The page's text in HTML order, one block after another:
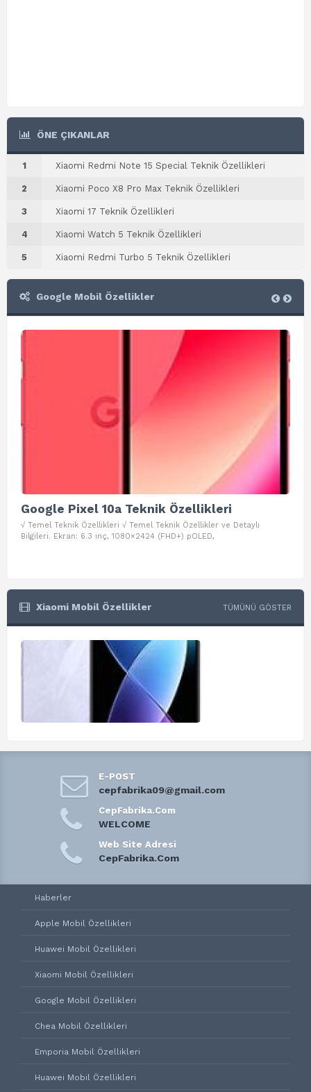
ÖNE ÇIKANLAR
1 Xiaomi Redmi Note 15 Special Teknik Özellikleri
2 Xiaomi Poco X8 Pro Max Teknik Özellikleri
3 Xiaomi 17 Teknik Özellikleri
4 Xiaomi Watch 5 Teknik Özellikleri
5 Xiaomi Redmi Turbo 5 Teknik Özellikleri
Google Mobil Özellikler
Google Pixel 10a Teknik Özellikleri
√ Temel Teknik Özellikleri √ Temel Teknik Özellikler ve Detaylı
Bilgileri. Ekran: 6.3 inç, 1080×2424 (FHD+) pOLED,
Xiaomi Mobil Özellikler TÜMÜNÜ GÖSTER
E-POST
cepfabrika09@gmail.com
CepFabrika.Com
WELCOME
Web Site Adresi
CepFabrika.Com
Haberler
Apple Mobil Özellikleri
Huawei Mobil Özellikleri
Xiaomi Mobil Özellikleri
Google Mobil Özellikleri
Chea Mobil Özellikleri
Emporia Mobil Özellikleri
Huawei Mobil Özellikleri